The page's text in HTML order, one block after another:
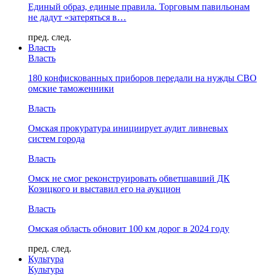
Единый образ, единые правила. Торговым павильонам
не дадут «затеряться в…
пред. след.
Власть
Власть
180 конфискованных приборов передали на нужды СВО
омские таможенники
Власть
Омская прокуратура инициирует аудит ливневых
систем города
Власть
Омск не смог реконструировать обветшавший ДК
Козицкого и выставил его на аукцион
Власть
Омская область обновит 100 км дорог в 2024 году
пред. след.
Культура
Культура